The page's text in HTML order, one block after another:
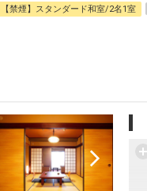
【禁煙】スタンダード和室/2名1室